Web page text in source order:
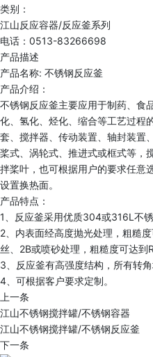
类别：
江山反应容器/反应釜系列
电话：0513-83266698
产品描述
产品名称: 不锈钢反应釜
产品介绍：
不锈钢反应釜主要应用于制药、食
化、氢化、烃化、缩合等工艺过程
套、搅拌器、传动装置、轴封装置
桨式、涡轮式、推进式或框式等，
拌桨叶，也可根据用户的要求任意
设置换热面。
产品特点：
1、反应釜采用优质304或316L不锈
2、内表面经高度抛光处理，粗糙
丝、2B或喷砂处理，粗糙度可达到
3、反应釜有高强度结构，所有转
4、可根据客户要求定制。
上一条
江山不锈钢搅拌罐/不锈钢容器
江山不锈钢搅拌罐/不锈钢反应釜
下一条